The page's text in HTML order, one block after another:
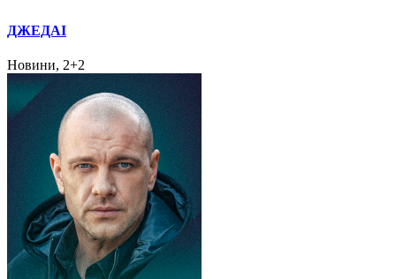
ДЖЕДАІ
Новини, 2+2